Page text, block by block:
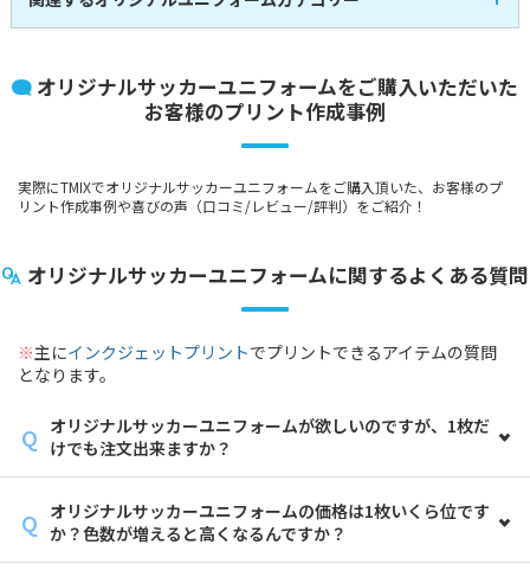
ツやイベント全般に活用いただけま
す！
全2 商品 全 4商品
テニス
全1商品 バレーボール
全1商品
バドミントン
商品
オリジナルサッカーユニフォームをご購入いただいた
お客様のプリント作成事例
実際にTMIXでオリジナルサッカーユニフォームをご購入頂いた、お客様のプ
リント作成事例や喜びの声（口コミ/レビュー/評判）をご紹介！
オリジナルサッカーユニフォームに関するよくある質問
※主にインクジェットプリントでプリントできるアイテムの質問
となります。
オリジナルサッカーユニフォームが欲しいのですが、1枚だ
けでも注文出来ますか？
オリジナルサッカーユニフォームの価格は1枚いくら位です
か？色数が増えると高くなるんですか？